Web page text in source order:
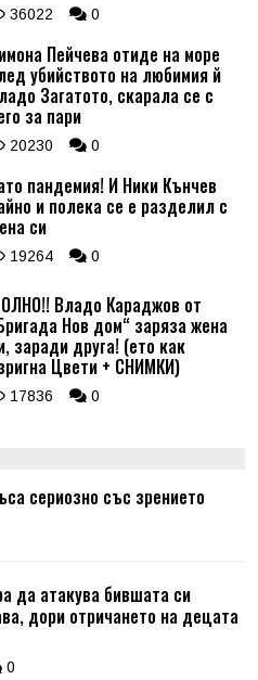
36022 0
Пейчева отиде на море
убийството на любимия й
Загатото, скарала се с
за пари
20230 0
пандемия! И Ники Кънчев
и полека се е разделил с
си
19264 0
Владо Караджов от
Нов дом“ заряза жена
заради друга! (ето как
Цвети + СНИМКИ)
17836 0
сериозно със зрението
да атакува бившата си
дори отричането на децата
0